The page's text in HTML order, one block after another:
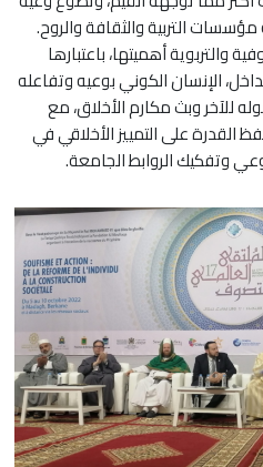
التربية والثقافة والروح.
أهميتها، باعتبارها
الإنسان الكوني بوعيه وتفاعله
للآخر وبث مكارم الأخلاق، مع
القدرة على التمييز الأخلاقي في
وتفكيك الروابط الجامعة.